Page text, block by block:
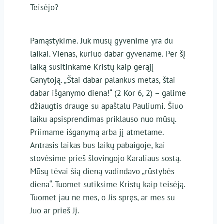
Teisėjo?
Pamąstykime. Juk mūsų gyvenime yra du
laikai. Vienas, kuriuo dabar gyvename. Per šį
laiką susitinkame Kristų kaip gerąjį
Ganytoją. „Štai dabar palankus metas, štai
dabar išganymo diena!“ (2 Kor 6, 2) – galime
džiaugtis drauge su apaštalu Pauliumi. Šiuo
laiku apsisprendimas priklauso nuo mūsų.
Priimame išganymą arba jį atmetame.
Antrasis laikas bus laikų pabaigoje, kai
stovėsime prieš šlovingojo Karaliaus sostą.
Mūsų tėvai šią dieną vadindavo „rūstybės
diena“. Tuomet sutiksime Kristų kaip teisėją.
Tuomet jau ne mes, o Jis spręs, ar mes su
Juo ar prieš Jį.